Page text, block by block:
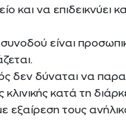
και να επιδεικνύει
είναι
δεν δύναται να
κλινικής κατά τη
εξαίρεση τους